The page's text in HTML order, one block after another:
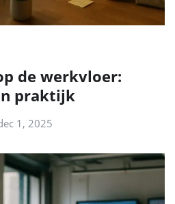
de werkvloer:
praktijk
1, 2025